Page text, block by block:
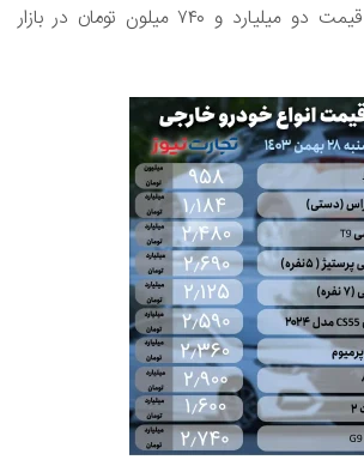
اکنون این خودرو با قیمت دو میلیارد و ۷۴۰ میلون تومان در بازار